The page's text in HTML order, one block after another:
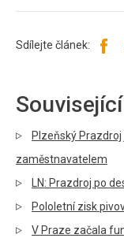
Sdílejte článek:
Plzeňský
zaměstnavatelem
LN: Prazdroj po
Pololetní zisk
V Praze začala